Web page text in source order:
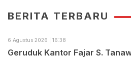
BERITA TERBARU
6 Agustus 2026 | 16:38
Geruduk Kantor Fajar S.